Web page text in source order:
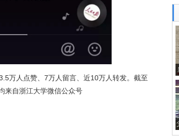
人点赞、7万人留言、近10万人转发。截至
来自浙江大学微信公众号